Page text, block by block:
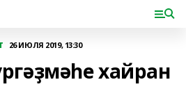
26 ИЮЛЯ 2019, 13:30
хайран